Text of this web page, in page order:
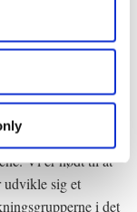
under pres.
af unge 2.
kriminalitet.
bygger på.
Vi er nødt til at
sig et
i det